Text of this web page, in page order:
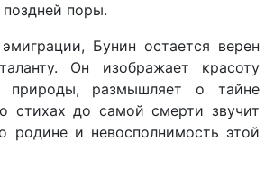
поры.
Бунин остается верен
Он изображает красоту
природы, размышляет о тайне
стихах до самой смерти звучит
родине и невосполнимость этой